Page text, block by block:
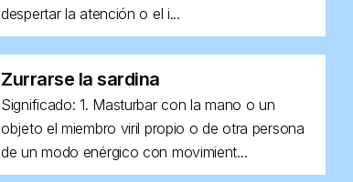
despertar la atención o el i...
Zurrarse la sardina
Significado: 1. Masturbar con la mano o un
objeto el miembro viril propio o de otra persona
de un modo enérgico con movimient...